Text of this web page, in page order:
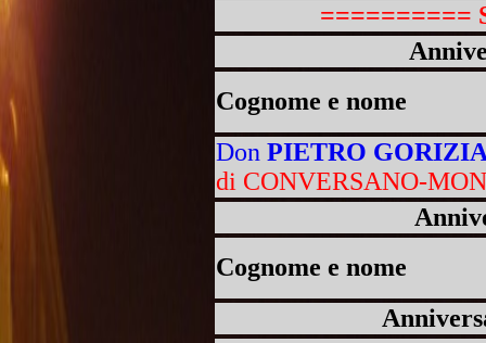
==========
Cognome e nome
Don PIETRO
di CONVERSANO-
Cognome e nome